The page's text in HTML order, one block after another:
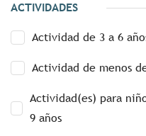
ACTIVIDADES
Actividad de 3 a 6
Actividad de menos
Actividad(es) para
9 años